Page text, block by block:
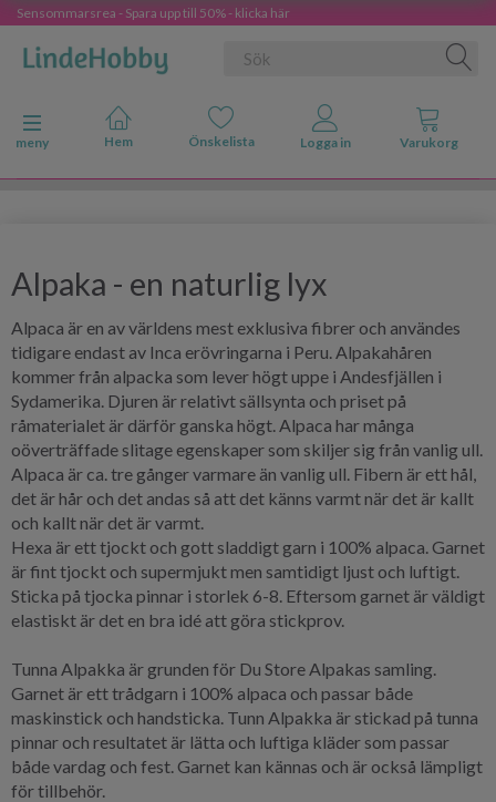
Sensommarsrea - Spara upp till 50% - klicka här
Ändra navigering
meny
Alpaka - en naturlig lyx
Alpaca är en av världens mest exklusiva fibrer och användes
tidigare endast av Inca erövringarna i Peru. Alpakahåren
kommer från alpacka som lever högt uppe i Andesfjällen i
Sydamerika. Djuren är relativt sällsynta och priset på
råmaterialet är därför ganska högt. Alpaca har många
oöverträffade slitage egenskaper som skiljer sig från vanlig ull.
Alpaca är ca. tre gånger varmare än vanlig ull. Fibern är ett hål,
det är hår och det andas så att det känns varmt när det är kallt
och kallt när det är varmt.
Hexa är ett tjockt och gott sladdigt garn i 100% alpaca. Garnet
är fint tjockt och supermjukt men samtidigt ljust och luftigt.
Sticka på tjocka pinnar i storlek 6-8. Eftersom garnet är väldigt
elastiskt är det en bra idé att göra stickprov.
Tunna Alpakka är grunden för Du Store Alpakas samling.
Garnet är ett trådgarn i 100% alpaca och passar både
maskinstick och handsticka. Tunn Alpakka är stickad på tunna
pinnar och resultatet är lätta och luftiga kläder som passar
både vardag och fest. Garnet kan kännas och är också lämpligt
för tillbehör.